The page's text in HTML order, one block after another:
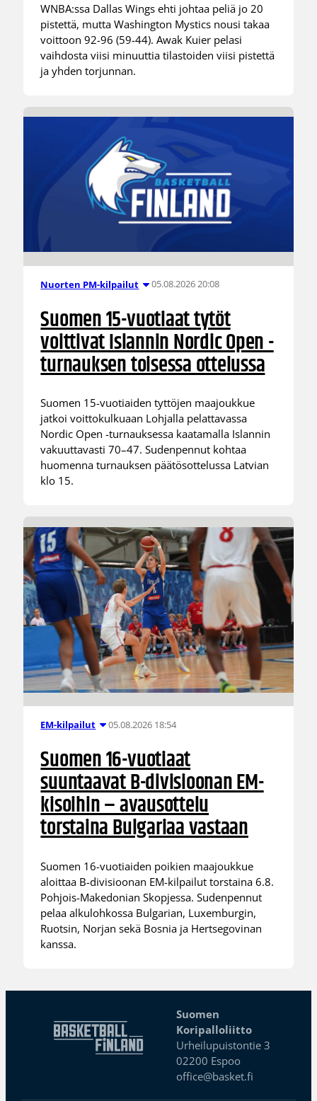
WNBA:ssa Dallas Wings ehti johtaa peliä jo 20
pistettä, mutta Washington Mystics nousi takaa
voittoon 92-96 (59-44). Awak Kuier pelasi
vaihdosta viisi minuuttia tilastoiden viisi pistettä
ja yhden torjunnan.
Nuorten PM-kilpailut 05.08.2026 20:08
Suomen 15-vuotiaat tytöt
voittivat Islannin Nordic Open -
turnauksen toisessa ottelussa
Suomen 15-vuotiaiden tyttöjen maajoukkue
jatkoi voittokulkuaan Lohjalla pelattavassa
Nordic Open -turnauksessa kaatamalla Islannin
vakuuttavasti 70–47. Sudenpennut kohtaa
huomenna turnauksen päätösottelussa Latvian
klo 15.
EM-kilpailut 05.08.2026 18:54
Suomen 16-vuotiaat
suuntaavat B-divisioonan EM-
kisoihin – avausottelu
torstaina Bulgariaa vastaan
Suomen 16-vuotiaiden poikien maajoukkue
aloittaa B-divisioonan EM-kilpailut torstaina 6.8.
Pohjois-Makedonian Skopjessa. Sudenpennut
pelaa alkulohkossa Bulgarian, Luxemburgin,
Ruotsin, Norjan sekä Bosnia ja Hertsegovinan
kanssa.
Suomen
Koripalloliitto
Urheilupuistontie 3
02200 Espoo
office@basket.fi